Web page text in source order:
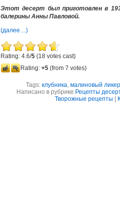
Этот десерт был приготовлен в
балерины Анны Павловой.
(далее…)
Rating: 4.6/5 (18 votes cast)
Rating: +5 (from 7 votes)
Tags: клубника, малиновый ликер
Написано в рубрике Рецепты
Творожные рецепты